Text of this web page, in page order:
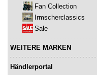
Fan Collection
Irmscherclassics
Sale
WEITERE MARKEN
Händlerportal